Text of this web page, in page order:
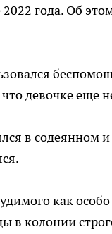
года. Об
девочке еще
в содеянном
как
в колонии